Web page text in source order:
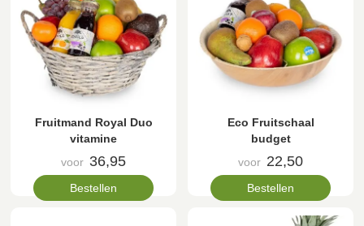
Fruitmand Royal Duo
vitamine
voor 36,95
Bestellen
Eco Fruitschaal
budget
voor 22,50
Bestellen